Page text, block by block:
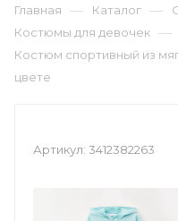
Главная — Каталог —
Костюмы для девочек —
Костюм спортивный из
цвете
Артикул: 3412382263